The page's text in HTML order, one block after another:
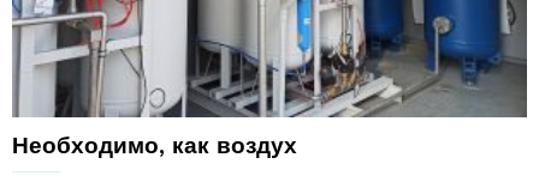
Необходимо, как воздух